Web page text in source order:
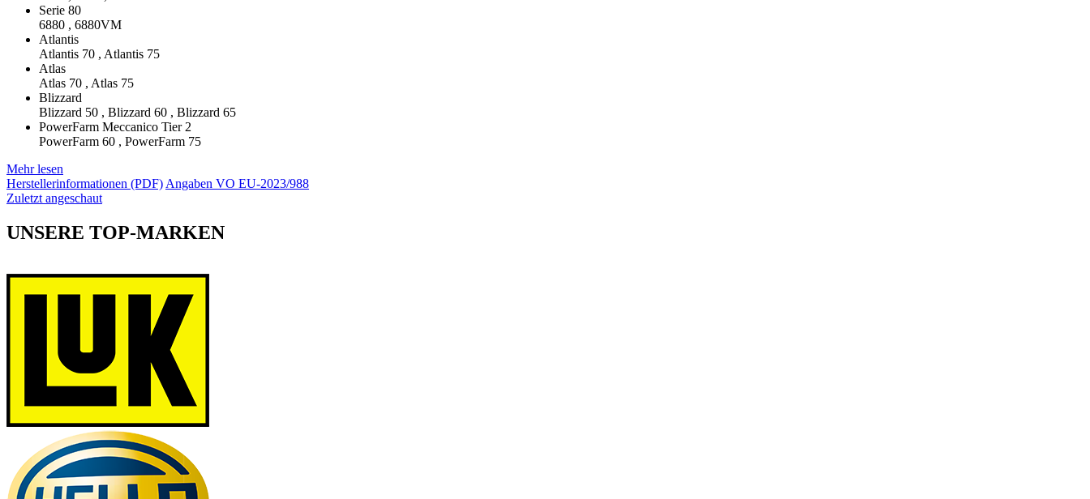
Serie 80
6880 , 6880VM
Atlantis
Atlantis 70 , Atlantis 75
Atlas
Atlas 70 , Atlas 75
Blizzard
Blizzard 50 , Blizzard 60 , Blizzard 65
PowerFarm Meccanico Tier 2
PowerFarm 60 , PowerFarm 75
Mehr lesen
Herstellerinformationen (PDF) Angaben VO EU-2023/988
Zuletzt angeschaut
UNSERE TOP-MARKEN